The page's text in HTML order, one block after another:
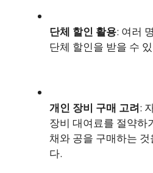
단체 할인 활용: 여러
단체 할인을 받을 수
개인 장비 구매 고려:
장비 대여료를 절약하
채와 공을 구매하는
다.